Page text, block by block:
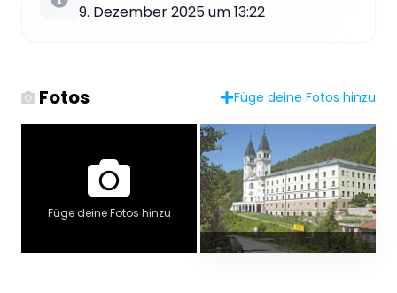
9. Dezember 2025 um 13:22
Fotos Füge deine Fotos hinzu
Füge deine Fotos hinzu